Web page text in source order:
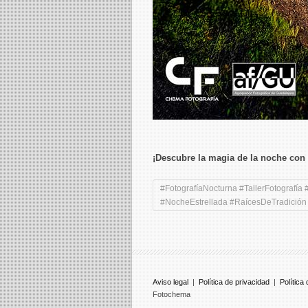
¡Descubre la magia de la noche
#FotografíaNocturna #TallerFotografía
#NocheEstrellada
Aviso legal Política de privacidad Política
Fotochema
de la web, en
base a cómo
se usa la
web.
Experiencia
Para que
nuestra web
funcione lo
mejor posible
durante tu
visita. Si
rechaza estas
cookies,
algunas
funcionalidades
desaparecerán
de la web.
Marketing
Al compartir tus
intereses y
comportamiento
mientras visitas
nuestro sitio,